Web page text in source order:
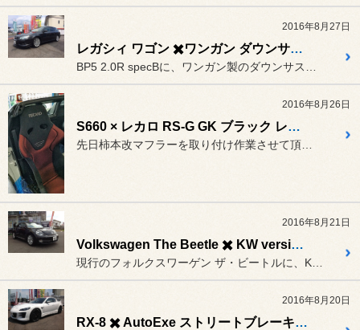
2016年8月27日
レガシィ ワゴン ✖️ワンガン ダウンサスペンション
BP5 2.0R specBに、ワンガン製のダウンサスペンションを...
2016年8月26日
S660 × レカロ RS-G GK ブラック レッド
先日柿本改マフラーを取り付け作業させて頂いたS660の運転席に、レ...
2016年8月21日
Volkswagen The Beetle ✖️ KW version-1
2016年8月20日
RX-8 ✖️ AutoExe ストリートブレーキパッド & DIXCEL スリットローター